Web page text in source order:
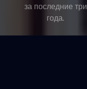
за последние три
года.